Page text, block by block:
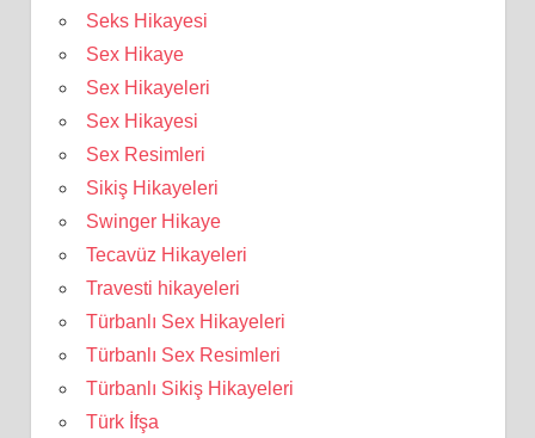
Seks Hikayesi
Sex Hikaye
Sex Hikayeleri
Sex Hikayesi
Sex Resimleri
Sikiş Hikayeleri
Swinger Hikaye
Tecavüz Hikayeleri
Travesti hikayeleri
Türbanlı Sex Hikayeleri
Türbanlı Sex Resimleri
Türbanlı Sikiş Hikayeleri
Türk İfşa